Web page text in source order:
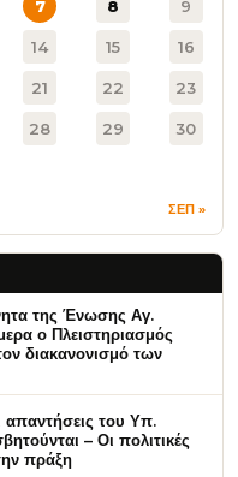
7 8 9
14 15 16
21 22 23
28 29 30
ΣΕΠ »
της Ένωσης Αγ.
ο Πλειστηριασμός
διακανονισμό των
απαντήσεις του Υπ.
– Οι πολιτικές
πράξη